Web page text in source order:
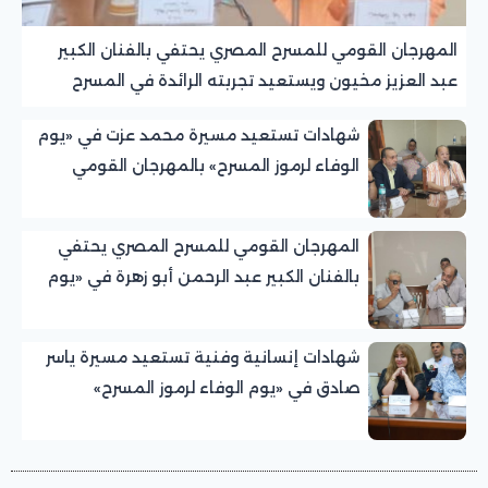
المهرجان القومي للمسرح المصري يحتفي بالفنان الكبير
عبد العزيز مخيون ويستعيد تجربته الرائدة في المسرح
شهادات تستعيد مسيرة محمد عزت في «يوم
الوفاء لرموز المسرح» بالمهرجان القومي
المهرجان القومي للمسرح المصري يحتفي
بالفنان الكبير عبد الرحمن أبو زهرة في «يوم
شهادات إنسانية وفنية تستعيد مسيرة ياسر
صادق في «يوم الوفاء لرموز المسرح»